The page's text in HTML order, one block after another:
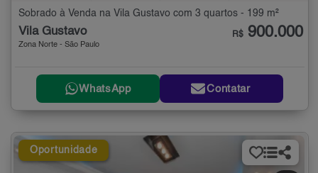
Sobrado à Venda na Vila Gustavo com 3 quartos - 199 m²
Vila Gustavo
Zona Norte - São Paulo
R$ 900.000
WhatsApp Contatar
Oportunidade